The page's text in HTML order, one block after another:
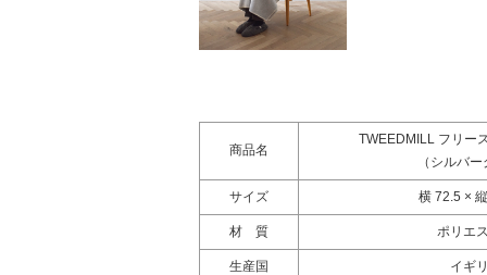
商品名
TWEEDMILL フリー
（シルバ
サイズ 横 72.5 ×
材 質 ポリエ
生産国 イギ